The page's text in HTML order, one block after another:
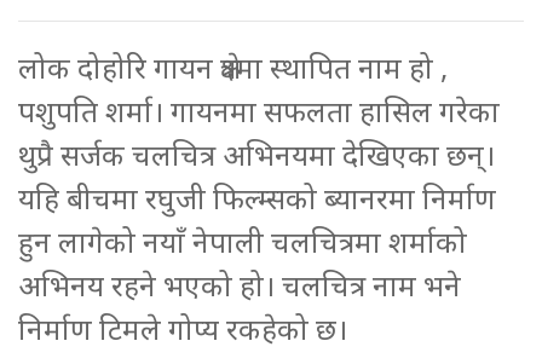
लोक दोहोरि गायन क्षेत्रमा स्थापित नाम हो ,
पशुपति शर्मा। गायनमा सफलता हासिल गरेका
थुप्रै सर्जक चलचित्र अभिनयमा देखिएका छन्।
यहि बीचमा रघुजी फिल्म्सको ब्यानरमा निर्माण
हुन लागेको नयाँ नेपाली चलचित्रमा शर्माको
अभिनय रहने भएको हो। चलचित्र नाम भने
निर्माण टिमले गोप्य रकहेको छ।